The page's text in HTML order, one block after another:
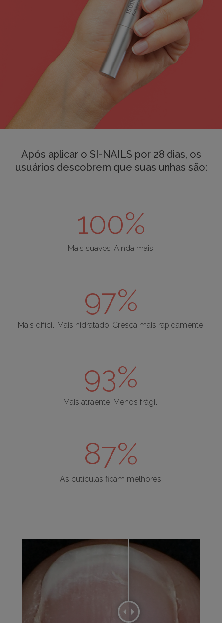
Após aplicar o SI-NAILS por 28 dias, os
usuários descobrem que suas unhas são:
100%
Mais suaves. Ainda mais.
97%
Mais difícil. Mais hidratado. Cresça mais rapidamente.
93%
Mais atraente. Menos frágil.
87%
As cutículas ficam melhores.